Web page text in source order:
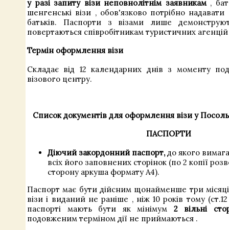
у разі запиту візи неповнолітнім заявникам,
шенгенські візи , обов'язково потрібно надавати
батьків. Паспорти з візами лише
повертаються співробітникам туристичних агенцій
Термін оформлення візи
Складає від 12 календарних днів з моменту
візового центру.
Список документів для оформлення візи у
ПАСПОРТИ
Діючий закордонний паспорт, до якого
всіх його заповнених сторінок (по 2 копії
сторону аркуша формату А4).
Паспорт має бути дійсним щонайменше три
візиі виданий не раніше , ніж 10 років тому
паспорті мають бути як мінімум 2 вільні
подовженим терміном дії не приймаються .